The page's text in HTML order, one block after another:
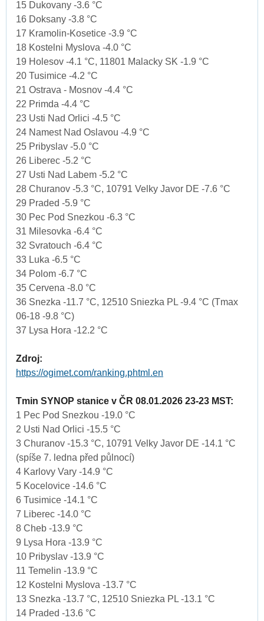
15 Dukovany -3.6 °C
16 Doksany -3.8 °C
17 Kramolin-Kosetice -3.9 °C
18 Kostelni Myslova -4.0 °C
19 Holesov -4.1 °C, 11801 Malacky SK -1.9 °C
20 Tusimice -4.2 °C
21 Ostrava - Mosnov -4.4 °C
22 Primda -4.4 °C
23 Usti Nad Orlici -4.5 °C
24 Namest Nad Oslavou -4.9 °C
25 Pribyslav -5.0 °C
26 Liberec -5.2 °C
27 Usti Nad Labem -5.2 °C
28 Churanov -5.3 °C, 10791 Velky Javor DE -7.6 °C
29 Praded -5.9 °C
30 Pec Pod Snezkou -6.3 °C
31 Milesovka -6.4 °C
32 Svratouch -6.4 °C
33 Luka -6.5 °C
34 Polom -6.7 °C
35 Cervena -8.0 °C
36 Snezka -11.7 °C, 12510 Sniezka PL -9.4 °C (Tmax
06-18 -9.8 °C)
37 Lysa Hora -12.2 °C
Zdroj:
https://ogimet.com/ranking.phtml.en
Tmin SYNOP stanice v ČR 08.01.2026 23-23 MST:
1 Pec Pod Snezkou -19.0 °C
2 Usti Nad Orlici -15.5 °C
3 Churanov -15.3 °C, 10791 Velky Javor DE -14.1 °C
(spíše 7. ledna před půlnocí)
4 Karlovy Vary -14.9 °C
5 Kocelovice -14.6 °C
6 Tusimice -14.1 °C
7 Liberec -14.0 °C
8 Cheb -13.9 °C
9 Lysa Hora -13.9 °C
10 Pribyslav -13.9 °C
11 Temelin -13.9 °C
12 Kostelni Myslova -13.7 °C
13 Snezka -13.7 °C, 12510 Sniezka PL -13.1 °C
14 Praded -13.6 °C